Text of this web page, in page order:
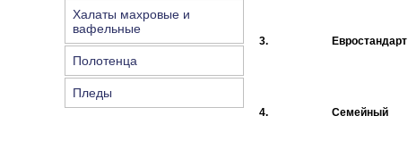
Халаты махровые и
вафельные
Полотенца
Пледы
3. Евростандарт
4. Семейный